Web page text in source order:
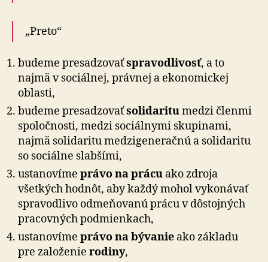
„Preto“
budeme presadzovaťspravodlivosť, a to
najmä v sociálnej, právnej a ekonomickej
oblasti,
budeme presadzovaťsolidaritumedzi členmi
spoločnosti, medzi sociálnymi skupinami,
najmä solidaritu medzigeneračnú a solidaritu
so sociálne slabšími,
ustanovíme právo na prácu ako zdroja
všetkých hodnôt, aby každý mohol vykonávať
spravodlivo odmeňovanú prácu v dôstojných
pracovných podmienkach,
ustanovíme právo na bývanie ako základu
pre založenie rodiny,